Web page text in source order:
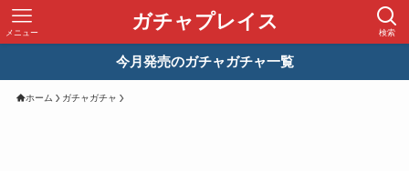
ガチャプレイス 検索
メニュー
今月発売のガチャガチャ一覧
ホーム ガチャガチャ